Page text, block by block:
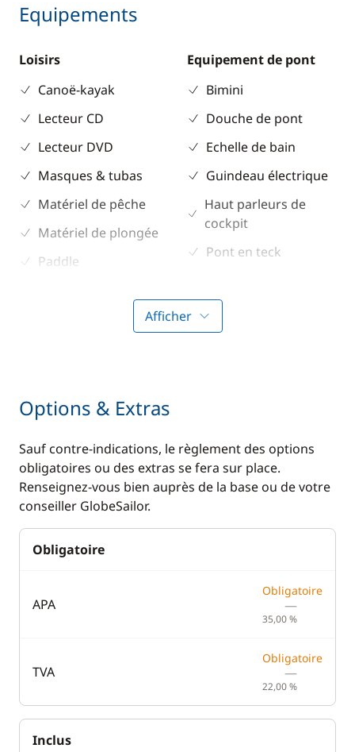
Equipements
Loisirs
Canoë-kayak
Lecteur CD
Lecteur DVD
Masques & tubas
Matériel de pêche
Matériel de plongée
Paddle
Seabob / Sea Scooter
Equipement de pont
Bimini
Douche de pont
Echelle de bain
Guindeau électrique
Haut parleurs de
cockpit
Pont en teck
Taud de soleil
Convertisseur 220V
GPS
Lecteur de cartes
Loch - Speedo
Sondeur
Equipement de
sécurité
Cuisine
Cuisinière
Afficher
Options & Extras
Sauf contre-indications, le règlement des options
obligatoires ou des extras se fera sur place.
Renseignez-vous bien auprès de la base ou de votre
conseiller GlobeSailor.
Obligatoire
APA
Obligatoire
—
35,00 %
TVA
Obligatoire
—
22,00 %
Inclus